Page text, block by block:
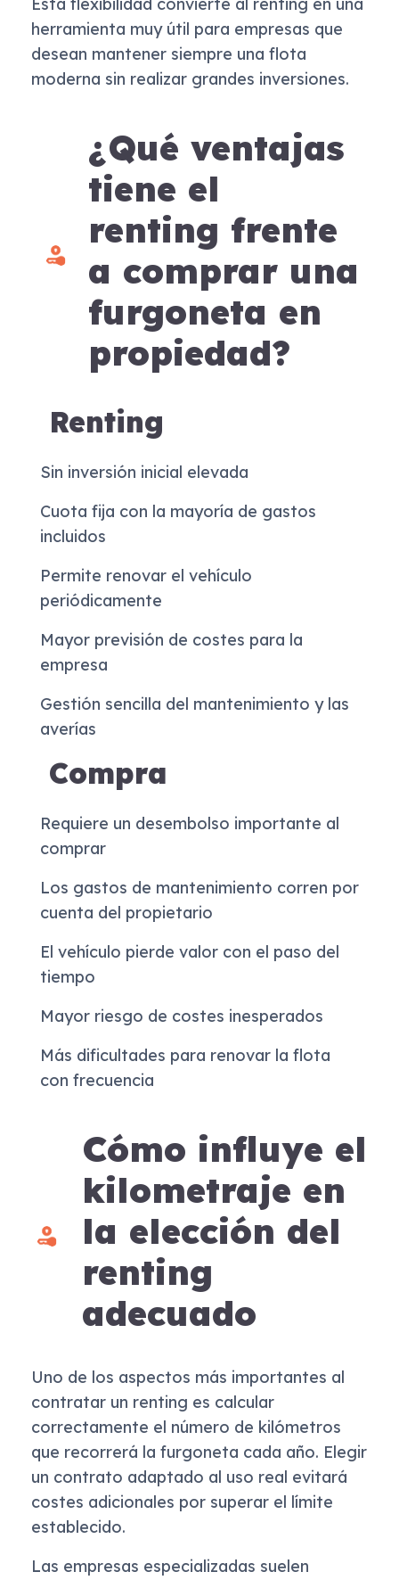
herramienta muy útil para empresas que
desean mantener siempre una flota
moderna sin realizar grandes inversiones.
¿Qué ventajas
tiene el
renting frente
a comprar una
furgoneta en
propiedad?
Renting
Sin inversión inicial elevada
Cuota fija con la mayoría de gastos
incluidos
Permite renovar el vehículo
periódicamente
Mayor previsión de costes para la
empresa
Gestión sencilla del mantenimiento y las
averías
Compra
Requiere un desembolso importante al
comprar
Los gastos de mantenimiento corren por
cuenta del propietario
El vehículo pierde valor con el paso del
tiempo
Mayor riesgo de costes inesperados
Más dificultades para renovar la flota
con frecuencia
Cómo influye el
kilometraje en
la elección del
renting
adecuado
Uno de los aspectos más importantes al
contratar un renting es calcular
correctamente el número de kilómetros
que recorrerá la furgoneta cada año. Elegir
un contrato adaptado al uso real evitará
costes adicionales por superar el límite
establecido.
Las empresas especializadas suelen